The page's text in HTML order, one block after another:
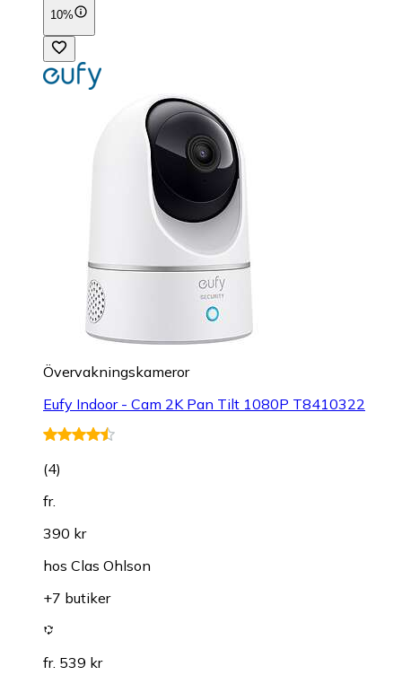
10%
Övervakningskameror
Eufy Indoor - Cam 2K Pan Tilt 1080P T8410322
(4)
fr.
390 kr
hos Clas Ohlson
+7 butiker
fr. 539 kr